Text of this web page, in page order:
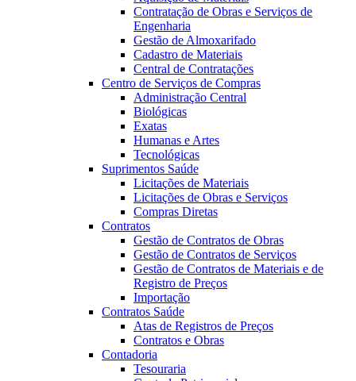
Contratação de Obras e Serviços de
Engenharia
Gestão de Almoxarifado
Cadastro de Materiais
Central de Contratações
Centro de Serviços de Compras
Administração Central
Biológicas
Exatas
Humanas e Artes
Tecnológicas
Suprimentos Saúde
Licitações de Materiais
Licitações de Obras e Serviços
Compras Diretas
Contratos
Gestão de Contratos de Obras
Gestão de Contratos de Serviços
Gestão de Contratos de Materiais e de
Registro de Preços
Importação
Contratos Saúde
Atas de Registros de Preços
Contratos e Obras
Contadoria
Tesouraria